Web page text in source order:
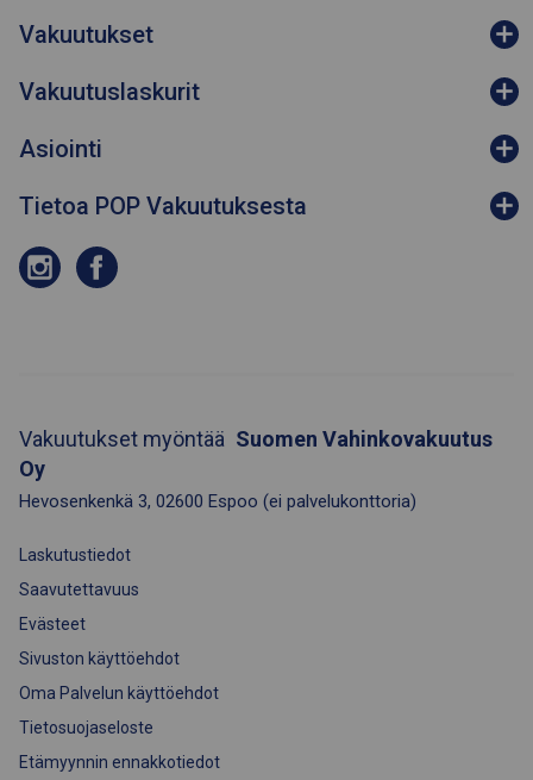
Vakuutukset
Vakuutuslaskurit
Asiointi
Tietoa POP Vakuutuksesta
Vakuutukset myöntää Suomen Vahinkovakuutus
Oy
Hevosenkenkä 3, 02600 Espoo (ei palvelukonttoria)
Laskutustiedot
Saavutettavuus
Evästeet
Sivuston käyttöehdot
Oma Palvelun käyttöehdot
Tietosuojaseloste
Etämyynnin ennakkotiedot